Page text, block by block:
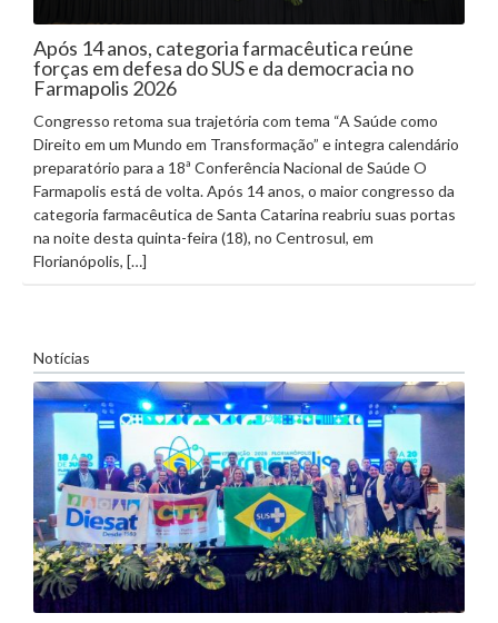
Após 14 anos, categoria farmacêutica reúne
forças em defesa do SUS e da democracia no
Farmapolis 2026
Congresso retoma sua trajetória com tema “A Saúde como
Direito em um Mundo em Transformação” e integra calendário
preparatório para a 18ª Conferência Nacional de Saúde O
Farmapolis está de volta. Após 14 anos, o maior congresso da
categoria farmacêutica de Santa Catarina reabriu suas portas
na noite desta quinta-feira (18), no Centrosul, em
Florianópolis, […]
Notícias